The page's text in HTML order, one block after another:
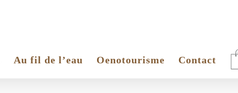
Au fil de l’eau Oenotourisme Contact